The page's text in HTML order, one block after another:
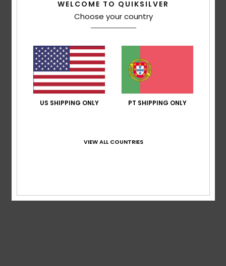
Piau Engaly - Balnéo
WELCOME TO QUIKSILVER
Choose your country
US SHIPPING ONLY PT SHIPPING ONLY
VIEW ALL COUNTRIES